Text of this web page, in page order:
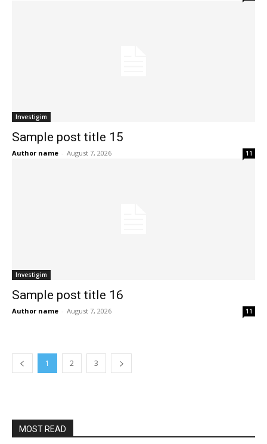
Investigim
Sample post title 15
Author name - August 7, 2026 11
Investigim
Sample post title 16
Author name - August 7, 2026 11
1 2 3
MOST READ